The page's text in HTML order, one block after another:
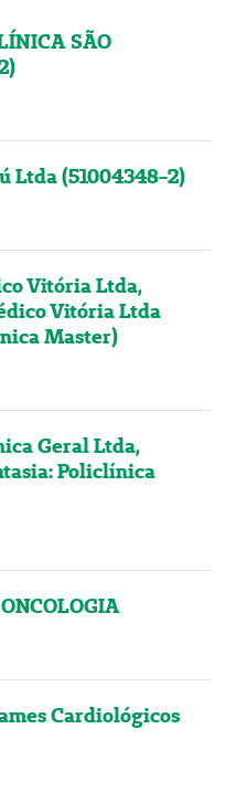
SÃO
Ltda (51004348-2)
Vitória Ltda,
Vitória Ltda
Master)
Geral Ltda,
Policlínica
Cardiológicos